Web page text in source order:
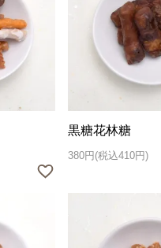
黒糖花林糖
380円(税込410円)